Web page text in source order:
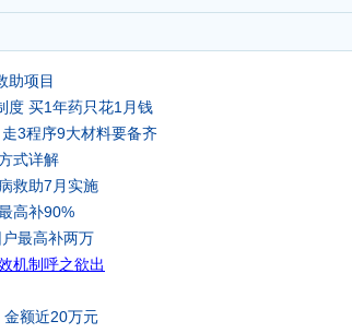
助项目
度 买1年药只花1月钱
3程序9大材料要备齐
式详解
救助7月实施
高补90%
最高补两万
机制呼之欲出
额近20万元